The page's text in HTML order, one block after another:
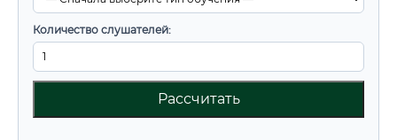
Количество слушателей:
Рассчитать